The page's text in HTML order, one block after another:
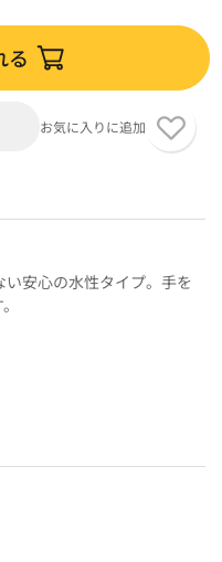
る
お気に入りに追加
安心の水性タイプ。手を